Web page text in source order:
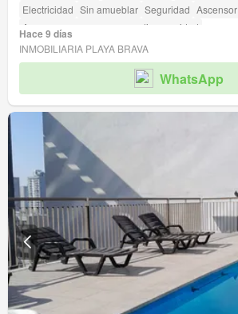
Electricidad Sin amueblar Seguridad Ascensor
Acceso para personas con discapacidad
Hace 9 días
INMOBILIARIA PLAYA BRAVA
WhatsApp